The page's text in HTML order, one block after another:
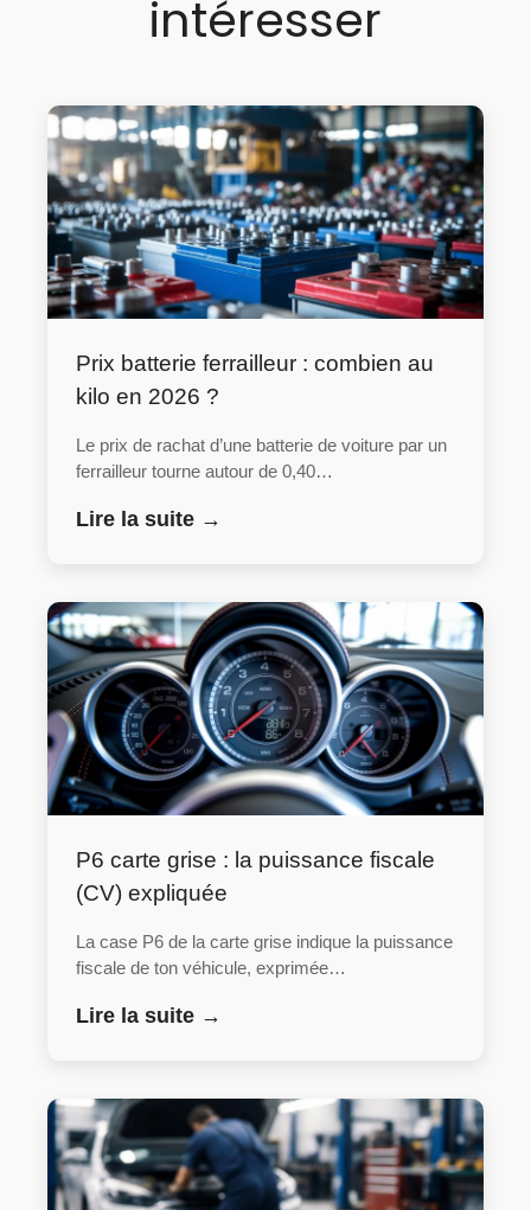
intéresser
Prix batterie ferrailleur : combien au
kilo en 2026 ?
Le prix de rachat d’une batterie de voiture par un
ferrailleur tourne autour de 0,40…
Lire la suite →
P6 carte grise : la puissance fiscale
(CV) expliquée
La case P6 de la carte grise indique la puissance
fiscale de ton véhicule, exprimée…
Lire la suite →